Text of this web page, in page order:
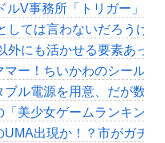
ルV事務所「トリガー」
しては言わないだろうけ
外にも活かせる要素あっ
マー！ちいかわのシール
ブル電源を用意、だが数
「美少女ゲームランキン
UMA出現か！？市がガチ